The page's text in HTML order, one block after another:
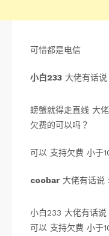
可惜都是电信
小白233 大佬有话
螃蟹就得走直线 大
欠费的可以吗？
可以 支持欠费 小于
coobar 大佬有话
小白233 大佬有话
可以 支持欠费 小于